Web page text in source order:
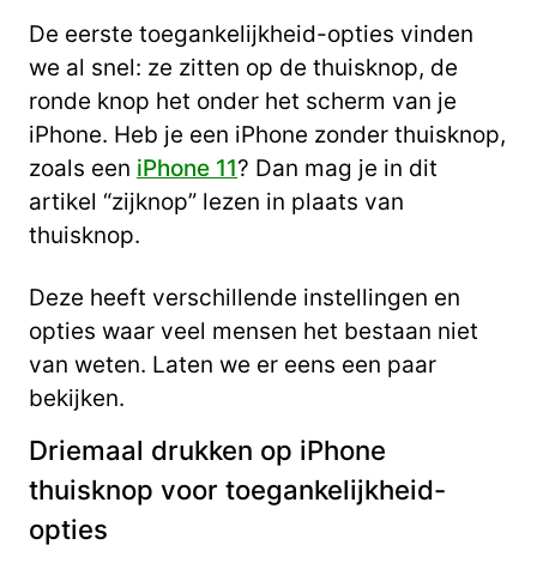
De eerste toegankelijkheid-opties vinden
we al snel: ze zitten op de thuisknop, de
ronde knop het onder het scherm van je
iPhone. Heb je een iPhone zonder thuisknop,
zoals een iPhone 11? Dan mag je in dit
artikel “zijknop” lezen in plaats van
thuisknop.
Deze heeft verschillende instellingen en
opties waar veel mensen het bestaan niet
van weten. Laten we er eens een paar
bekijken.
Driemaal drukken op iPhone
thuisknop voor toegankelijkheid-
opties